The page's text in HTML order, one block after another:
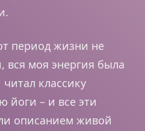
период жизни не
вся моя энергия была
классику
йоги – и все эти
описанием живой